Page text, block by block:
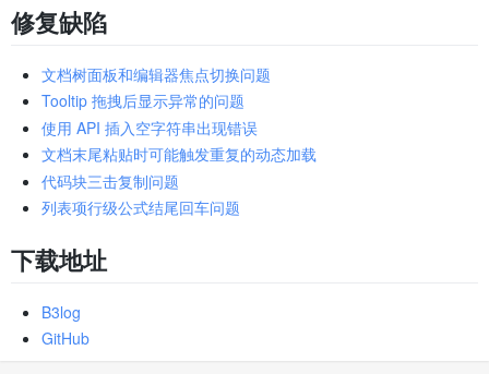
修复缺陷
文档树面板和编辑器焦点切换问题
Tooltip 拖拽后显示异常的问题
使用 API 插入空字符串出现错误
文档末尾粘贴时可能触发重复的动态加载
代码块三击复制问题
列表项行级公式结尾回车问题
下载地址
B3log
GitHub